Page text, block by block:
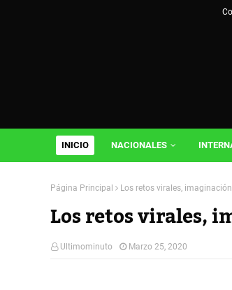
INICIO NACIONALES
Página Principal Los retos virales,
Los retos virales,
Ultimominuto Marzo 25, 2020